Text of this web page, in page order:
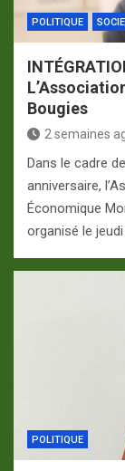
POLITIQUE
Bougies
2 semaines
Dans le cadre
anniversaire,
Économique
organisé le
POLITIQUE